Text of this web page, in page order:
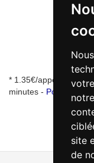
site
de
* 1.35€/appel + 0.34€/
minutes - Pourquoi ce